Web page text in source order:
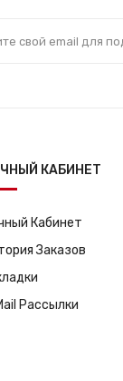
КАБИНЕТ
Кабинет
Заказов
Рассылки